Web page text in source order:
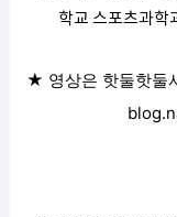
학교 스포츠과학
★ 영상은 핫둘핫둘